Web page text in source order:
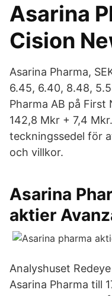
Asarina
Cision
Asarina Pharma,
6.45, 6.40, 8.48,
Pharma AB på
142,8 Mkr + 7,4
teckningssedel för
och villkor.
Asarina
aktier
Analyshuset
Asarina Pharma till